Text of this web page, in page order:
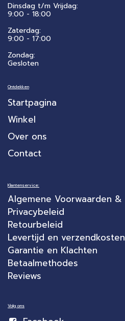
Dinsdag t/m Vrijdag:
9:00 - 18:00
Zaterdag:
​9:00 - 17:00
Zondag:
Gesloten
Ontdekken
Startpagina
Winkel
Over ons
Contact
Klantenservice:
Algemene Voorwaarden &
Privacybeleid
Retourbeleid
Levertijd en verzendkosten
Garantie en Klachten
Betaalmethodes
Reviews
Volg ons